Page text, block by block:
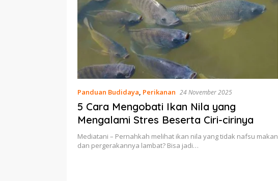
Panduan Budidaya, Perikanan 24 November 2025
5 Cara Mengobati Ikan Nila yang
Mengalami Stres Beserta Ciri-cirinya
Mediatani – Pernahkah melihat ikan nila yang tidak nafsu makan
dan pergerakannya lambat? Bisa jadi…